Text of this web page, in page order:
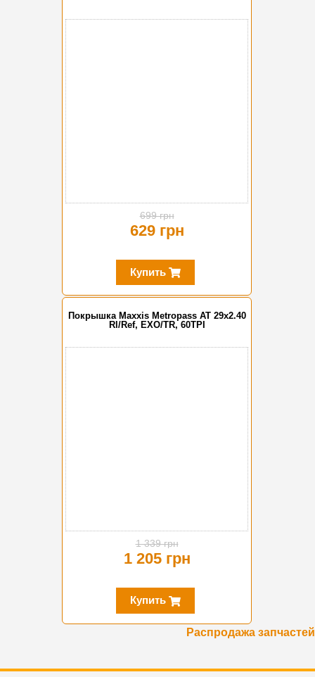
699 грн
629 грн
Купить
Покрышка Maxxis Metropass AT 29x2.40
Rl/Ref, EXO/TR, 60TPI
1 339 грн
1 205 грн
Купить
Распродажа запчастей